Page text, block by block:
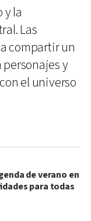
y la
Las
compartir un
y
el universo
de verano en
para todas